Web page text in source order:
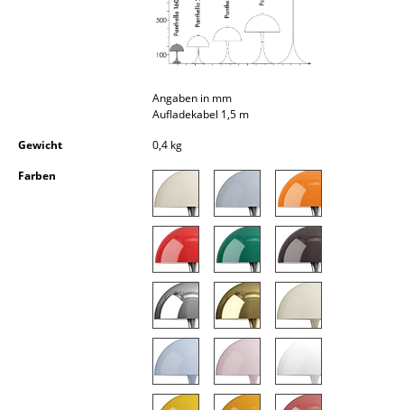
Schreibtischleuchten
Stehleuchten & Leseleuchten
Angaben in mm
Aufladekabel 1,5 m
Gewicht
0,4 kg
Farben